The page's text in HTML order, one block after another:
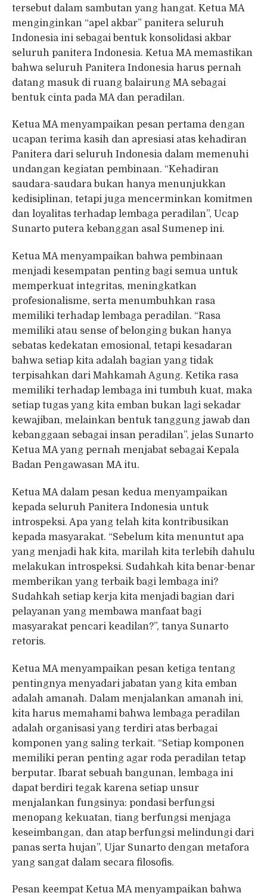
tersebut dalam sambutan yang hangat. Ketua MA
menginginkan “apel akbar” panitera seluruh
Indonesia ini sebagai bentuk konsolidasi akbar
seluruh panitera Indonesia. Ketua MA memastikan
bahwa seluruh Panitera Indonesia harus pernah
datang masuk di ruang balairung MA sebagai
bentuk cinta pada MA dan peradilan.
Ketua MA menyampaikan pesan pertama dengan
ucapan terima kasih dan apresiasi atas kehadiran
Panitera dari seluruh Indonesia dalam memenuhi
undangan kegiatan pembinaan. “Kehadiran
saudara-saudara bukan hanya menunjukkan
kedisiplinan, tetapi juga mencerminkan komitmen
dan loyalitas terhadap lembaga peradilan”, Ucap
Sunarto putera kebanggan asal Sumenep ini.
Ketua MA menyampaikan bahwa pembinaan
menjadi kesempatan penting bagi semua untuk
memperkuat integritas, meningkatkan
profesionalisme, serta menumbuhkan rasa
memiliki terhadap lembaga peradilan. “Rasa
memiliki atau sense of belonging bukan hanya
sebatas kedekatan emosional, tetapi kesadaran
bahwa setiap kita adalah bagian yang tidak
terpisahkan dari Mahkamah Agung. Ketika rasa
memiliki terhadap lembaga ini tumbuh kuat, maka
setiap tugas yang kita emban bukan lagi sekadar
kewajiban, melainkan bentuk tanggung jawab dan
kebanggaan sebagai insan peradilan”, jelas Sunarto
Ketua MA yang pernah menjabat sebagai Kepala
Badan Pengawasan MA itu.
Ketua MA dalam pesan kedua menyampaikan
kepada seluruh Panitera Indonesia untuk
introspeksi. Apa yang telah kita kontribusikan
kepada masyarakat. “Sebelum kita menuntut apa
yang menjadi hak kita, marilah kita terlebih dahulu
melakukan introspeksi. Sudahkah kita benar-benar
memberikan yang terbaik bagi lembaga ini?
Sudahkah setiap kerja kita menjadi bagian dari
pelayanan yang membawa manfaat bagi
masyarakat pencari keadilan?”, tanya Sunarto
retoris.
Ketua MA menyampaikan pesan ketiga tentang
pentingnya menyadari jabatan yang kita emban
adalah amanah. Dalam menjalankan amanah ini,
kita harus memahami bahwa lembaga peradilan
adalah organisasi yang terdiri atas berbagai
komponen yang saling terkait. “Setiap komponen
memiliki peran penting agar roda peradilan tetap
berputar. Ibarat sebuah bangunan, lembaga ini
dapat berdiri tegak karena setiap unsur
menjalankan fungsinya: pondasi berfungsi
menopang kekuatan, tiang berfungsi menjaga
keseimbangan, dan atap berfungsi melindungi dari
panas serta hujan”, Ujar Sunarto dengan metafora
yang sangat dalam secara filosofis.
Pesan keempat Ketua MA menyampaikan bahwa